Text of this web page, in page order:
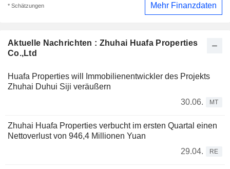
Aktuelle Nachrichten : Zhuhai Huafa Properties
Co.,Ltd
Huafa Properties will Immobilienentwickler des Projekts
Zhuhai Duhui Siji veräußern
30.06.
MT
Zhuhai Huafa Properties verbucht im ersten Quartal einen
Nettoverlust von 946,4 Millionen Yuan
29.04.
RE
* Schätzungen Mehr Finanzdaten